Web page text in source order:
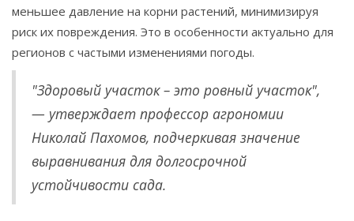
меньшее давление на корни растений, минимизируя
риск их повреждения. Это в особенности актуально для
регионов с частыми изменениями погоды.
"Здоровый участок – это ровный участок",
— утверждает профессор агрономии
Николай Пахомов, подчеркивая значение
выравнивания для долгосрочной
устойчивости сада.